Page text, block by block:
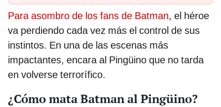
Para asombro de los fans de Batman, el héroe
va perdiendo cada vez más el control de sus
instintos. En una de las escenas más
impactantes, encara al Pingüino que no tarda
en volverse terrorífico.
¿Cómo mata Batman al Pingüino?